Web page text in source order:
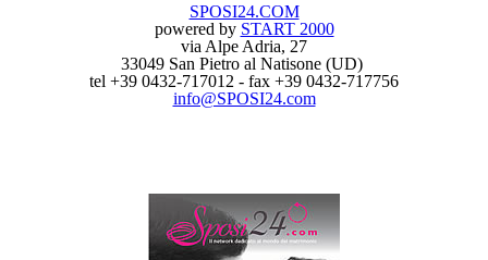
SPOSI24.COM
powered by START 2000
via Alpe Adria, 27
33049 San Pietro al Natisone (UD)
tel +39 0432-717012 - fax +39 0432-717756
info@SPOSI24.com